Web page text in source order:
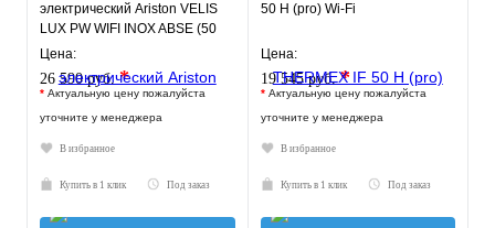
электрический Ariston VELIS
LUX PW WIFI INOX ABSE (50
л.) настенный, нерж. сталь, Т
Цена:
26 590 руб.*
* Актуальную цену пожалуйста
уточните у менеджера
В избранное
Купить в 1 клик Под заказ
50 H (pro) Wi-Fi
Цена:
19 545 руб.*
* Актуальную цену пожалуйста
уточните у менеджера
В избранное
Купить в 1 клик Под заказ